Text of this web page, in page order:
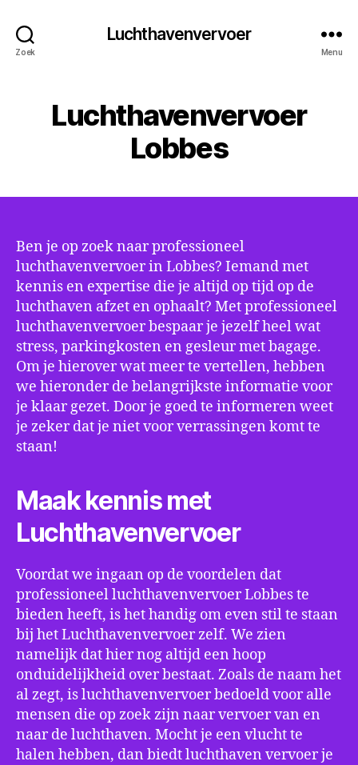
Zoek
Luchthavenvervoer
Menu
Luchthavenvervoer
Lobbes
Ben je op zoek naar professioneel
luchthavenvervoer in Lobbes? Iemand met
kennis en expertise die je altijd op tijd op de
luchthaven afzet en ophaalt? Met professioneel
luchthavenvervoer bespaar je jezelf heel wat
stress, parkingkosten en gesleur met bagage.
Om je hierover wat meer te vertellen, hebben
we hieronder de belangrijkste informatie voor
je klaar gezet. Door je goed te informeren weet
je zeker dat je niet voor verrassingen komt te
staan!
Maak kennis met
Luchthavenvervoer
Voordat we ingaan op de voordelen dat
professioneel luchthavenvervoer Lobbes te
bieden heeft, is het handig om even stil te staan
bij het Luchthavenvervoer zelf. We zien
namelijk dat hier nog altijd een hoop
onduidelijkheid over bestaat. Zoals de naam het
al zegt, is luchthavenvervoer bedoeld voor alle
mensen die op zoek zijn naar vervoer van en
naar de luchthaven. Mocht je een vlucht te
halen hebben, dan biedt luchthaven vervoer je